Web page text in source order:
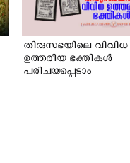
തിരുസഭയിലെ വിവിധ
ഉത്തരീയ ഭക്തികൾ
പരിചയപ്പെടാം